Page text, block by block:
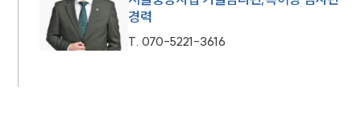
경력
T. 070-5221-3616